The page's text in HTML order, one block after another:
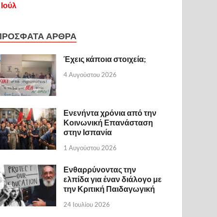
ΑΡΘΡΑ
Έχεις κάποια στοιχεία;
4 Αυγούστου 2026
Ενενήντα χρόνια από την
Κοινωνική Επανάσταση
στην Ισπανία
1 Αυγούστου 2026
Ενθαρρύνοντας την
ελπίδα για έναν διάλογο με
την Κριτική Παιδαγωγική
24 Ιουλίου 2026